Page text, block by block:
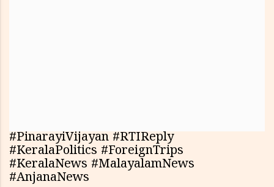
#PinarayiVijayan #RTIReply
#KeralaPolitics #ForeignTrips
#KeralaNews #MalayalamNews
#AnjanaNews